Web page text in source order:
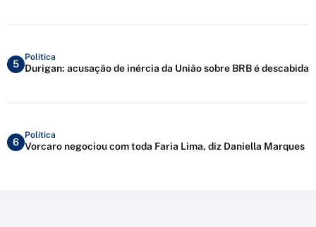
5
Política
Durigan: acusação de inércia da União sobre BRB é descabida
6
Política
Vorcaro negociou com toda Faria Lima, diz Daniella Marques